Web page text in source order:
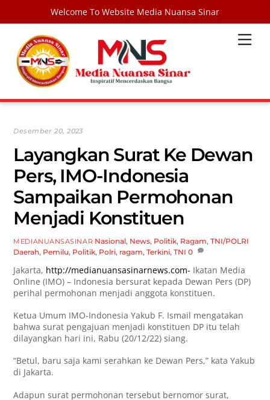
Welcome To Website Media Nuansa Sinar
content
Desember 20, 2023
Layangkan Surat Ke Dewan
Pers, IMO-Indonesia
Sampaikan Permohonan
Menjadi Konstituen
MEDIANUANSASINAR Nasional, News, Politik, Ragam,TNI/POLRI
Daerah, Pemilu, Politik, Polri, ragam,Terkini,TNI 0
Jakarta, http://medianuansasinarnews.com- Ikatan Media
Online (IMO) – Indonesia bersurat kepada Dewan Pers (DP)
perihal permohonan menjadi anggota konstituen.
Ketua Umum IMO-Indonesia Yakub F. Ismail mengatakan
bahwa surat pengajuan menjadi konstituen DP itu telah
dilayangkan hari ini, Rabu (20/12/22) siang.
“Betul, baru saja kami serahkan ke Dewan Pers,” kata Yakub
di Jakarta.
Adapun surat permohonan tersebut bernomor surat,